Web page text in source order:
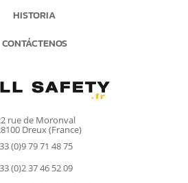
HISTORIA
CONTÁCTENOS
rue de Moronval
Dreux (France)
(0)9 79 71 48 75
(0)2 37 46 52 09